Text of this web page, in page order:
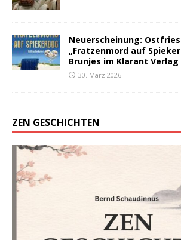
Neuerscheinung:
„Fratzenmord auf
Brunjes im Klarant Verlag
30. März 2026
ZEN GESCHICHTEN